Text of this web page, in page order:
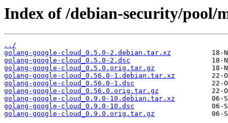
Index of /debian-security/pool/
../
golang-google-cloud_0.5.0-2.debian.tar.xz
golang-google-cloud_0.5.0-2.dsc
golang-google-cloud_0.5.0.orig.tar.gz
golang-google-cloud_0.56.0-1.debian.tar.xz
golang-google-cloud_0.56.0-1.dsc
golang-google-cloud_0.56.0.orig.tar.gz
golang-google-cloud_0.9.0-10.debian.tar.xz
golang-google-cloud_0.9.0-10.dsc
golang-google-cloud_0.9.0.orig.tar.gz